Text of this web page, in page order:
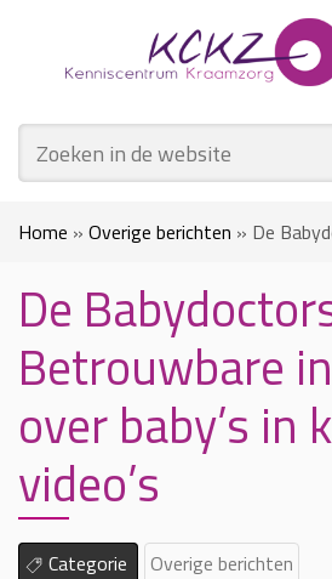
Home » Overige berichten » De
informatie over baby’s in korte video’s
De
Betrouwbare
over baby’s in
video’s
Categorie
Overige berichten